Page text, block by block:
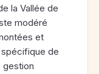
la Vallée de
modéré
et
de
gestion